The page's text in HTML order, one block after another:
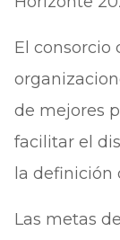
El consorcio
de mejores
facilitar el
la definición
Las metas